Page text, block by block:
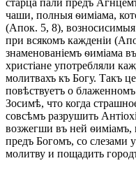
чаши, полныя ѳиміама,
(Апок. 5, 8),
при всякомъ кажденіи
знаменованіемъ ѳиміама
христіане употребляли
молитвахъ къ Богу. Такъ
повѣствуетъ о
Зосимѣ, что когда
совсѣмъ разрушить
возжегши въ ней ѳиміамъ,
предъ Богомъ, со слезами
молитву и пощадить